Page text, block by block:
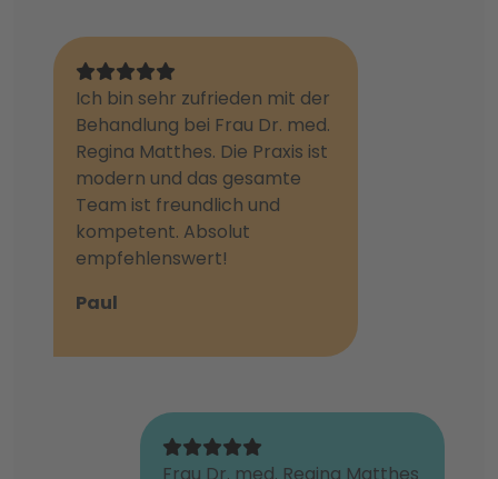
Ich bin sehr zufrieden mit der
Behandlung bei Frau Dr. med.
Regina Matthes. Die Praxis ist
modern und das gesamte
Team ist freundlich und
kompetent. Absolut
empfehlenswert!
Paul